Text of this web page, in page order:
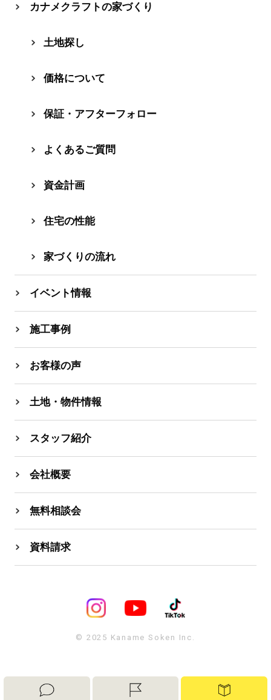
カナメクラフトの家づくり
⼟地探し
価格について
保証・アフターフォロー
よくあるご質問
資⾦計画
住宅の性能
家づくりの流れ
イベント情報
施工事例
お客様の声
土地・物件情報
スタッフ紹介
会社概要
無料相談会
資料請求
© 2025 Kaname Soken Inc.